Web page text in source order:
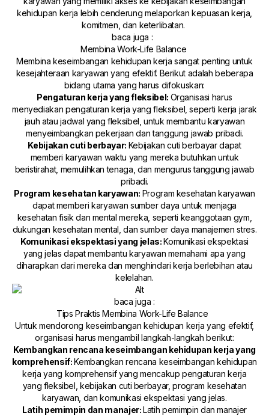
kehidupan kerja lebih cenderung melaporkan kepuasan kerja,
komitmen, dan keterlibatan.
baca juga :
Membina Work-Life Balance
Membina keseimbangan kehidupan kerja sangat penting untuk
kesejahteraan karyawan yang efektif. Berikut adalah beberapa
bidang utama yang harus difokuskan:
Pengaturan kerja yang fleksibel: Organisasi harus
menyediakan pengaturan kerja yang fleksibel, seperti kerja jarak
jauh atau jadwal yang fleksibel, untuk membantu karyawan
menyeimbangkan pekerjaan dan tanggung jawab pribadi.
Kebijakan cuti berbayar: Kebijakan cuti berbayar dapat
memberi karyawan waktu yang mereka butuhkan untuk
beristirahat, memulihkan tenaga, dan mengurus tanggung jawab
pribadi.
Program kesehatan karyawan: Program kesehatan karyawan
dapat memberi karyawan sumber daya untuk menjaga
kesehatan fisik dan mental mereka, seperti keanggotaan gym,
dukungan kesehatan mental, dan sumber daya manajemen stres.
Komunikasi ekspektasi yang jelas:Komunikasi ekspektasi
yang jelas dapat membantu karyawan memahami apa yang
diharapkan dari mereka dan menghindari kerja berlebihan atau
kelelahan.
baca juga :
Tips Praktis Membina Work-Life Balance
Untuk mendorong keseimbangan kehidupan kerja yang efektif,
organisasi harus mengambil langkah-langkah berikut:
Kembangkan rencana keseimbangan kehidupan kerja yang
komprehensif:Kembangkan rencana keseimbangan kehidupan
kerja yang komprehensif yang mencakup pengaturan kerja
yang fleksibel, kebijakan cuti berbayar, program kesehatan
karyawan, dan komunikasi ekspektasi yang jelas.
Latih pemimpin dan manajer:Latih pemimpin dan manajer